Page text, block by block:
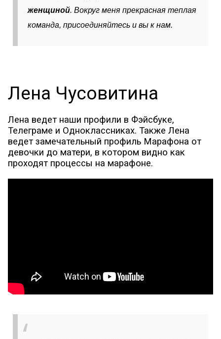
женщиной. Вокруг меня прекрасная теплая
команда, присоединяйтесь и вы к нам.
Лена Чусовитина
Лена ведет наши профили в Фэйсбуке,
Телеграме и Одноклассниках. Также Лена
ведет замечательный профиль Марафона от
девочки до матери, в котором видно как
проходят процессы на марафоне.